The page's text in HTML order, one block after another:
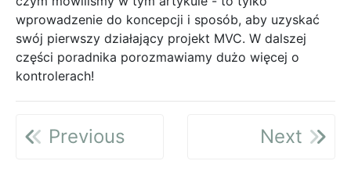
wprowadzenie do koncepcji i sposób, aby uzyskać
swój pierwszy działający projekt MVC. W dalszej
części poradnika porozmawiamy dużo więcej o
kontrolerach!
Previous Next